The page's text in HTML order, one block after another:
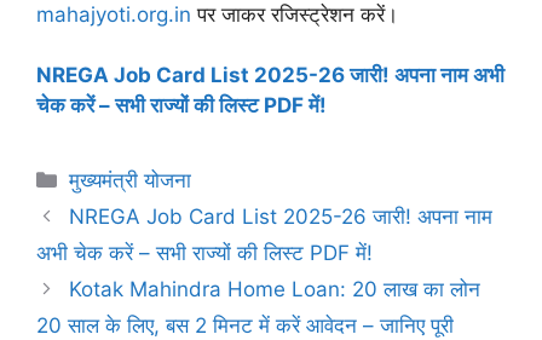
mahajyoti.org.in पर जाकर रजिस्ट्रेशन करें।
NREGA Job Card List 2025-26 जारी! अपना नाम अभी
चेक करें – सभी राज्यों की लिस्ट PDF में!
Categories
मुख्यमंत्री योजना
NREGA Job Card List 2025-26 जारी! अपना नाम
अभी चेक करें – सभी राज्यों की लिस्ट PDF में!
Kotak Mahindra Home Loan: 20 लाख का लोन
20 साल के लिए, बस 2 मिनट में करें आवेदन – जानिए पूरी